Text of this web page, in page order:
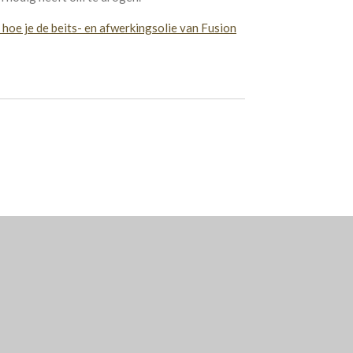
je de beits- en afwerkingsolie van Fusion